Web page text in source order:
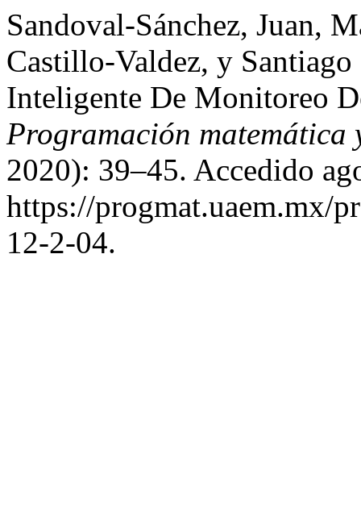
Sandoval-Sánchez, Juan,
Castillo-Valdez, y
Inteligente De Monitoreo
Programación matemática
2020): 39–45. Accedido
https://progmat.uaem.mx/
12-2-04.